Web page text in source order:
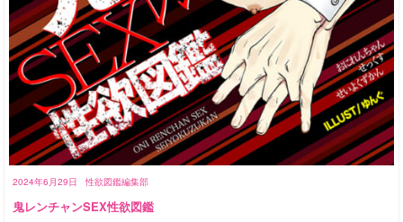
2024年6月29日 性欲図鑑編集部
鬼レンチャンSEX性欲図鑑